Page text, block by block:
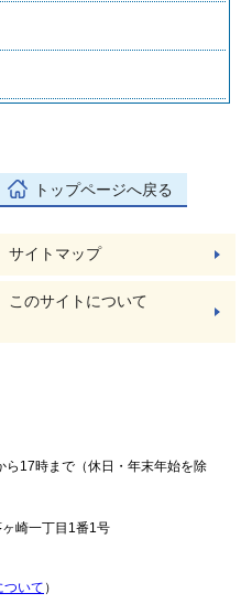
トップページへ戻る
サイトマップ
このサイトについて
17時まで（休日・年末年始を除
崎一丁目1番1号
ついて ）